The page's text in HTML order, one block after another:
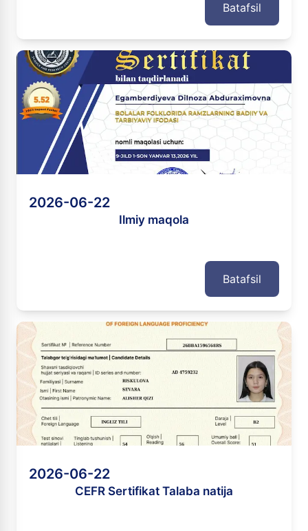
Batafsil
2026-06-22
Ilmiy maqola
Batafsil
2026-06-22
CEFR Sertifikat Talaba natija